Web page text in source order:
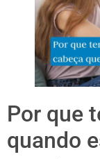
Por que
quando